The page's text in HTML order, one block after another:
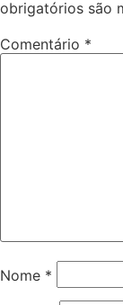
obrigatórios são
Comentário *
Nome *